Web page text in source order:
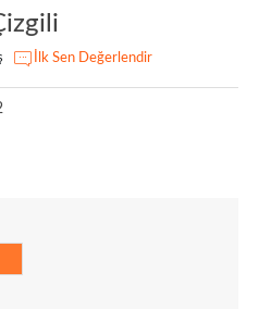
İlk Sen Değerlendir